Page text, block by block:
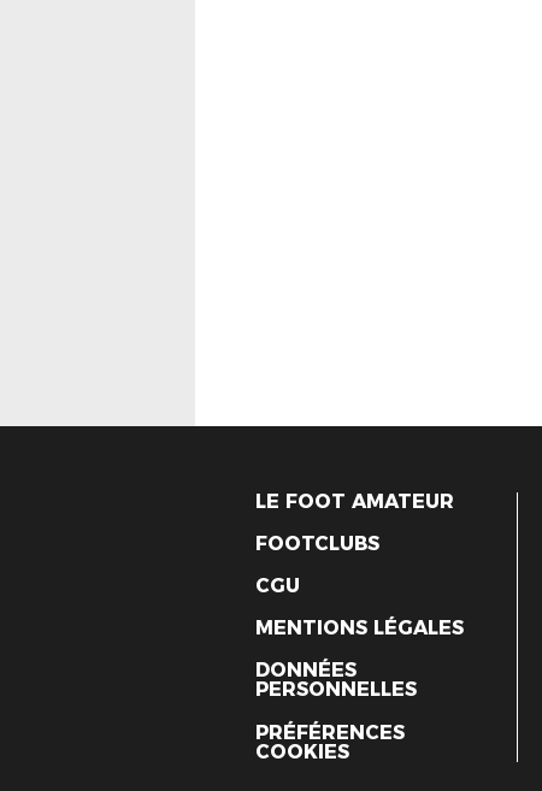
LE FOOT AMATEUR
FOOTCLUBS
CGU
MENTIONS LÉGALES
DONNÉES
PERSONNELLES
PRÉFÉRENCES
COOKIES